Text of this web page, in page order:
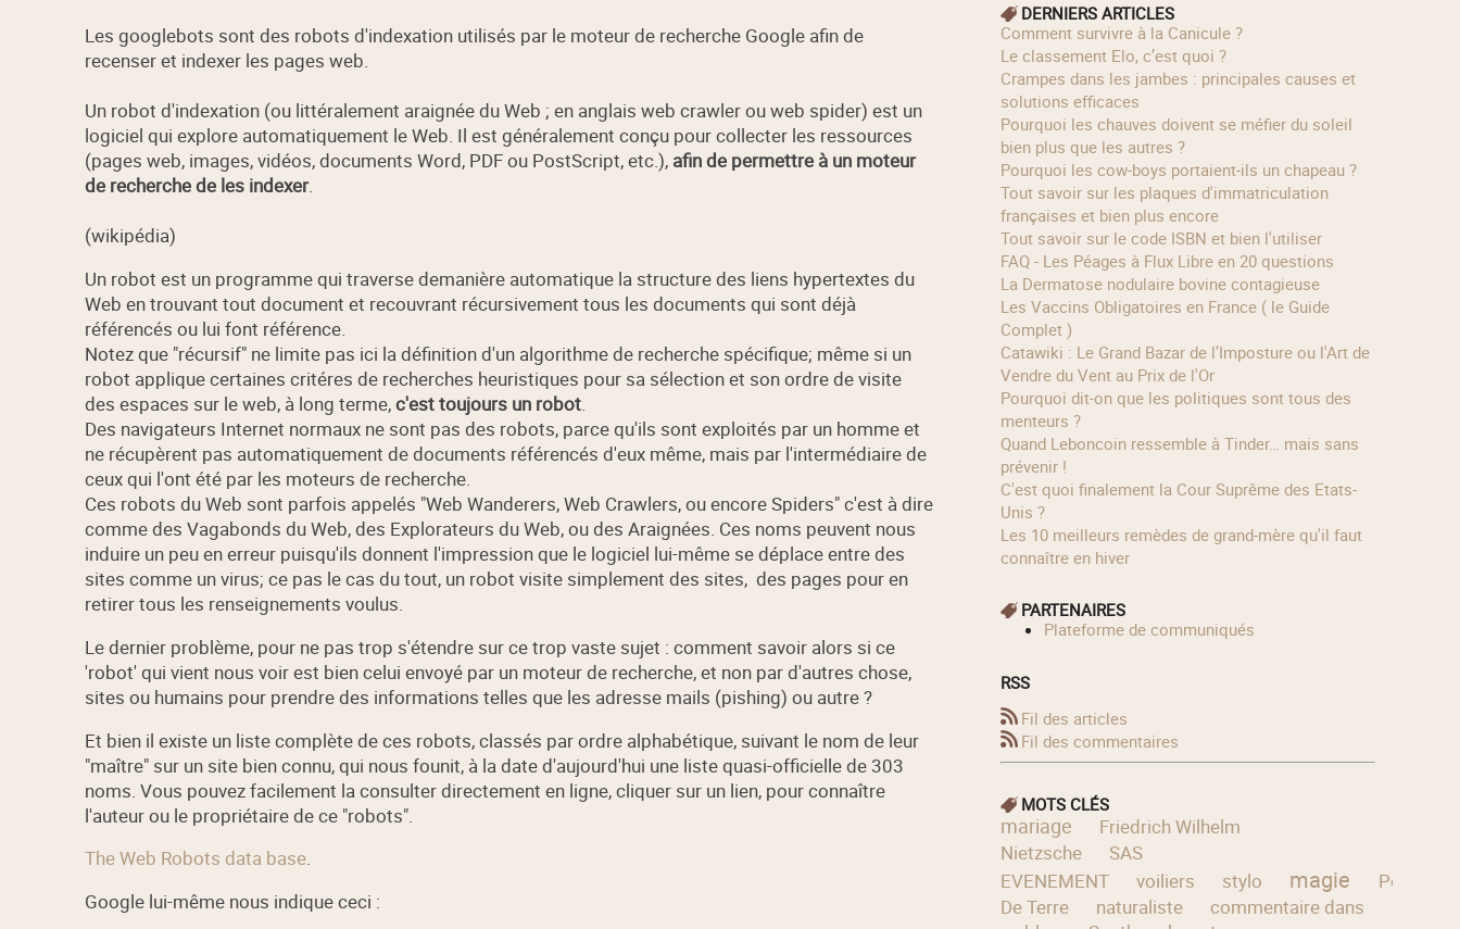
Les googlebots sont des robots d'indexation utilisés par le moteur de recherche Google afin de
recenser et indexer les pages web.
Un robot d'indexation (ou littéralement araignée du Web ; en anglais web crawler ou web spider) est un
logiciel qui explore automatiquement le Web. Il est généralement conçu pour collecter les ressources
(pages web, images, vidéos, documents Word, PDF ou PostScript, etc.), afin de permettre à un moteur
de recherche de les indexer.
(wikipédia)
Un robot est un programme qui traverse demanière automatique la structure des liens hypertextes du
Web en trouvant tout document et recouvrant récursivement tous les documents qui sont déjà
référencés ou lui font référence.
Notez que "récursif" ne limite pas ici la définition d'un algorithme de recherche spécifique; même si un
robot applique certaines critéres de recherches heuristiques pour sa sélection et son ordre de visite
des espaces sur le web, à long terme,c'est toujours un robot.
Des navigateurs Internet normaux ne sont pas des robots, parce qu'ils sont exploités par un homme et
ne récupèrent pas automatiquement de documents référencés d'eux même, mais par l'intermédiaire de
ceux qui l'ont été par les moteurs de recherche.
Ces robots du Web sont parfois appelés "Web Wanderers, Web Crawlers, ou encore Spiders" c'est à dire
comme des Vagabonds du Web, des Explorateurs du Web, ou des Araignées. Ces noms peuvent nous
induire un peu en erreur puisqu'ils donnent l'impression que le logiciel lui-même se déplace entre des
sites comme un virus; ce pas le cas du tout, un robot visite simplement des sites, des pages pour en
retirer tous les renseignements voulus.
Le dernier problème, pour ne pas trop s'étendre sur ce trop vaste sujet : comment savoir alors si ce
'robot' qui vient nous voir est bien celui envoyé par un moteur de recherche, et non par d'autres chose,
sites ou humains pour prendre des informations telles que les adresse mails (pishing) ou autre ?
Et bien il existe un liste complète de ces robots, classés par ordre alphabétique, suivant le nom de leur
"maître" sur un site bien connu, qui nous founit, à la date d'aujourd'hui une liste quasi-officielle de 303
noms. Vous pouvez facilement la consulter directement en ligne, cliquer sur un lien, pour connaître
l'auteur ou le propriétaire de ce "robots".
The Web Robots data base.
Google lui-même nous indique ceci :
DERNIERS ARTICLES
Comment survivre à la Canicule ?
Le classement Elo, c’est quoi ?
Crampes dans les jambes : principales causes et
solutions efficaces
Pourquoi les chauves doivent se méfier du soleil
bien plus que les autres ?
Pourquoi les cow‑boys portaient‑ils un chapeau ?
Tout savoir sur les plaques d'immatriculation
françaises et bien plus encore
Tout savoir sur le code ISBN et bien l'utiliser
FAQ - Les Péages à Flux Libre en 20 questions
La Dermatose nodulaire bovine contagieuse
Les Vaccins Obligatoires en France ( le Guide
Complet )
Catawiki : Le Grand Bazar de l’Imposture ou l'Art de
Vendre du Vent au Prix de l'Or
Pourquoi dit-on que les politiques sont tous des
menteurs ?
Quand Leboncoin ressemble à Tinder… mais sans
prévenir !
C'est quoi finalement la Cour Suprême des Etats-
Unis ?
Les 10 meilleurs remèdes de grand-mère qu'il faut
connaître en hiver
PARTENAIRES
Plateforme de communiqués
RSS
Fil des articles
Fil des commentaires
MOTS CLÉS
mariage
Friedrich Wilhelm
Nietzsche
SAS
EVENEMENT
voiliers stylo magie
Pomme
De Terre
naturaliste
commentaire dans